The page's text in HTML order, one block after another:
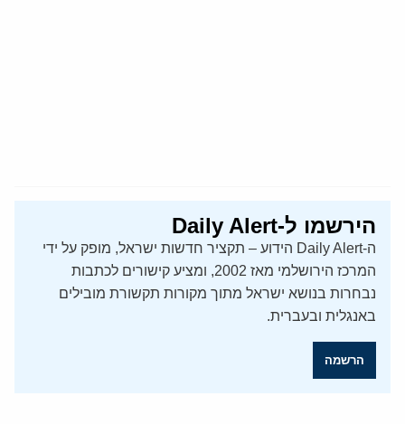
הירשמו ל-Daily Alert
ה-Daily Alert הידוע – תקציר חדשות ישראל, מופק על ידי
המרכז הירושלמי מאז 2002, ומציע קישורים לכתבות
נבחרות בנושא ישראל מתוך מקורות תקשורת מובילים
באנגלית ובעברית.
הרשמה